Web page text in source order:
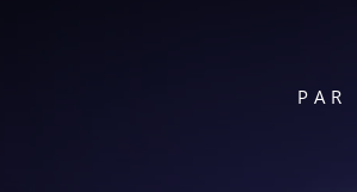
PAR